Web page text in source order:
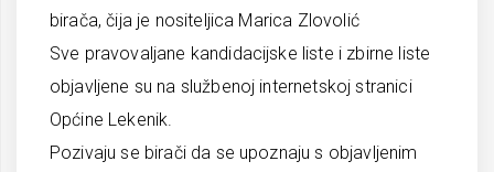
birača, čija je nositeljica Marica Zlovolić
Sve pravovaljane kandidacijske liste i zbirne liste
objavljene su na službenoj internetskoj stranici
Općine Lekenik.
Pozivaju se birači da se upoznaju s objavljenim